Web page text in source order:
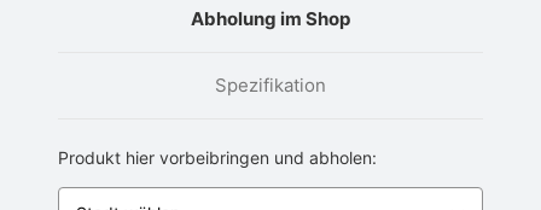
Abholung im Shop
Spezifikation
Produkt hier vorbeibringen und abholen: